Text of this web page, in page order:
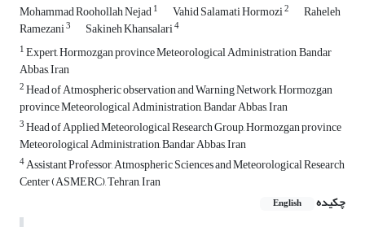
Mohammad Roohollah Nejad1 Vahid Salamati Hormozi2 Raheleh
Ramezani3 Sakineh Khansalari4
1Expert, Hormozgan province Meteorological Administration, Bandar
Abbas, Iran
2Head of Atmospheric observation and Warning Network, Hormozgan
province Meteorological Administration, Bandar Abbas, Iran
3Head of Applied Meteorological Research Group, Hormozgan province
Meteorological Administration, Bandar Abbas, Iran
4Assistant Professor, Atmospheric Sciences and Meteorological Research
Center (ASMERC), Tehran, Iran
چکیده
English